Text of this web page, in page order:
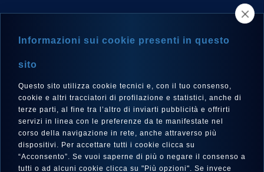
LINGUA
Italiano
Informazioni sui cookie presenti in questo
sito
Questo sito utilizza cookie tecnici e, con il tuo consenso,
cookie e altri tracciatori di profilazione e statistici, anche di
terze parti, al fine tra l’altro di inviarti pubblicità e offrirti
servizi in linea con le preferenze da te manifestate nel
corso della navigazione in rete, anche attraverso più
dispositivi. Per accettare tutti i cookie clicca su
“Acconsento”. Se vuoi saperne di più o negare il consenso a
tutti o ad alcuni cookie clicca su "Più opzioni". Se invece